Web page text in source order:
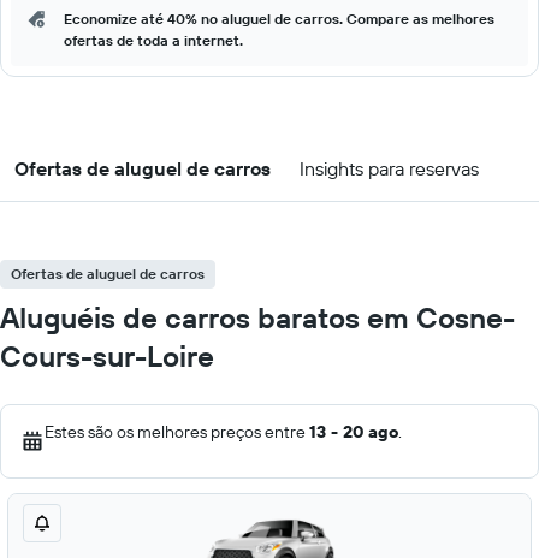
Economize até 40% no aluguel de carros. Compare as melhores
ofertas de toda a internet.
Ofertas de aluguel de carros Insights para reservas
Ofertas de aluguel de carros
Aluguéis de carros baratos em Cosne-
Cours-sur-Loire
Estes são os melhores preços entre13 - 20 ago.